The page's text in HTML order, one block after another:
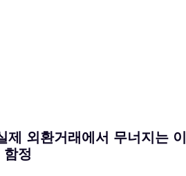
제 외환거래에서 무너지는 이
정